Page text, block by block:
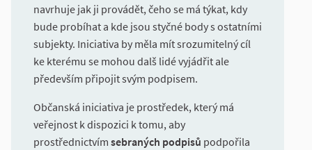
navrhuje jak ji provádět, čeho se má týkat, kdy
bude probíhat a kde jsou styčné body s ostatními
subjekty. Iniciativa by měla mít srozumitelný cíl
ke kterému se mohou dalš lidé vyjádřit ale
především připojit svým podpisem.
Občanská iniciativa je prostředek, který má
veřejnost k dispozici k tomu, aby
prostřednictvím sebraných podpisů podpořila